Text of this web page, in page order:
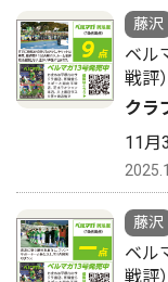
藤沢
ベル
戦評）
クラ
11月
藤沢
ベル
戦評）